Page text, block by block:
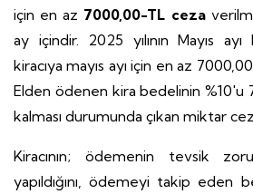
için en az 7000,00-TL ceza
ay içindir. 2025 yılının Mayıs
kiracıya mayıs ayı için en az
Elden ödenen kira bedelinin
kalması durumunda çıkan miktar
Kiracının; ödemenin tevsik
yapıldığını, ödemeyi takip eden